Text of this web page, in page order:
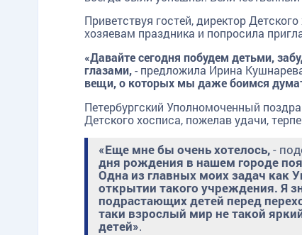
Приветствуя гостей, директор
хозяевам праздника и попросила
«Давайте сегодня побудем детьми,
глазами,- предложила Ирина
вещи, о которых мы даже боимся
Петербургский Уполномоченный
Детского хосписа, пожелав удачи,
«Еще мне бы очень хотелось,-
дня рождения в нашем городе
Одна из главных моих задач как
открытии такого учреждения. Я
подрастающих детей перед
таки взрослый мир не такой
детей».